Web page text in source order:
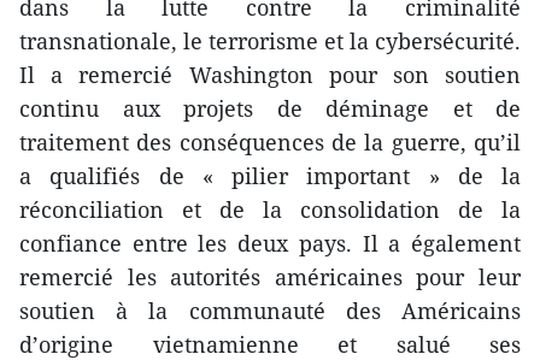
dans la lutte contre la criminalité
transnationale, le terrorisme et la cybersécurité.
Il a remercié Washington pour son soutien
continu aux projets de déminage et de
traitement des conséquences de la guerre, qu’il
a qualifiés de « pilier important » de la
réconciliation et de la consolidation de la
confiance entre les deux pays. Il a également
remercié les autorités américaines pour leur
soutien à la communauté des Américains
d’origine vietnamienne et salué ses